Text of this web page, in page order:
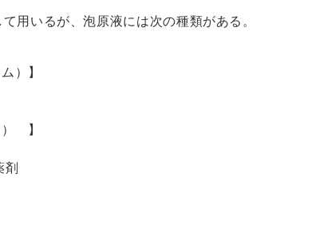
用いるが、泡原液には次の種類がある。
）】
） 】